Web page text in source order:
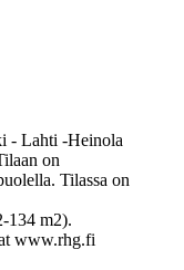
- Lahti -Heinola
on
Tilassa on
134 m2).
www.rhg.fi